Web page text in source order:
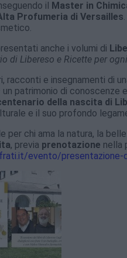
il Master in
Profumeria di Versailles
anche i volumi di
di Libereso e Ricette per
racconti e insegnamenti di
un patrimonio di
della nascita di
e il suo profondo
per chi ama la natura, la
, previa prenotazione nella
evento/